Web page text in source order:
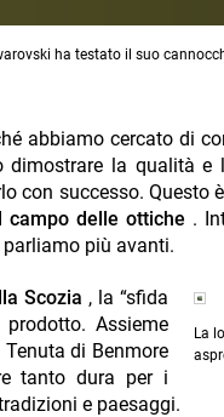
ha testato il suo
abbiamo cercato di
la qualità e
successo. Questo
campo delle ottiche .
più avanti.
La
Scozia , la “sfida
Assieme
di Benmore
tanto dura per i
e paesaggi.